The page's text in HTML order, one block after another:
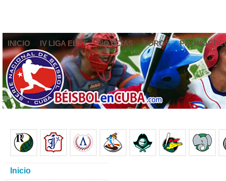
INICIO IV LIGA ELITE NOTICIAS FOROS
Inicio